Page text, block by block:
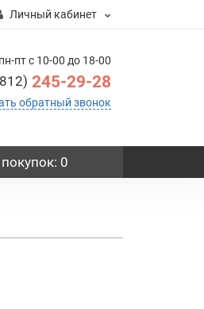
Личный кабинет
пн-пт с 10-00 до 18-00
245-29-28
обратный звонок
покупок: 0